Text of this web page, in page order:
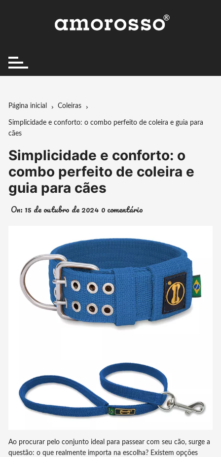
Página inicial Coleiras
Simplicidade e conforto: o combo perfeito de coleira e guia para
cães
Simplicidade e conforto: o
combo perfeito de coleira e
guia para cães
On: 15 de outubro de 2024 0 comentário
Ao procurar pelo conjunto ideal para passear com seu cão, surge a
questão: o que realmente importa na escolha? Existem opções